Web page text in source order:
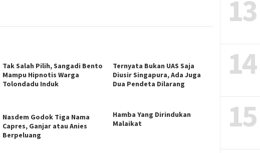
Tak Salah Pilih, Sangadi Bento
Mampu Hipnotis Warga
Tolondadu Induk
Ternyata Bukan UAS Saja
Diusir Singapura, Ada Juga
Dua Pendeta Dilarang
Nasdem Godok Tiga Nama
Capres, Ganjar atau Anies
Berpeluang
Hamba Yang Dirindukan
Malaikat
13
14
15